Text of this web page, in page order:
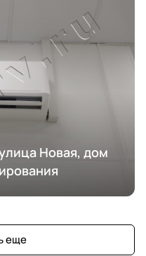
Новая, дом
еще